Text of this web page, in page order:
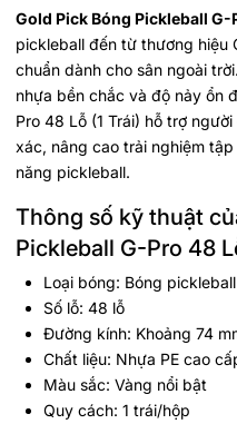
Gold Pick Bóng Pickleball G-
pickleball đến từ thương hiệu
chuẩn dành cho sân ngoài
nhựa bền chắc và độ nảy ổn
Pro 48 Lỗ (1 Trái) hỗ trợ
xác, nâng cao trải nghiệm
năng pickleball.
Thông số kỹ thuật
Pickleball G-Pro 48
Loại bóng: Bóng
Số lỗ: 48 lỗ
Đường kính: Khoảng 74
Chất liệu: Nhựa PE cao
Màu sắc: Vàng nổi bật
Quy cách: 1 trái/hộp